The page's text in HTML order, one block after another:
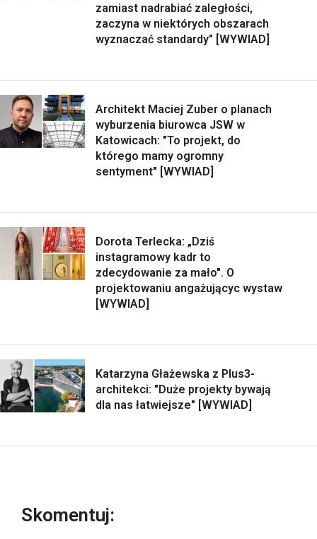
zamiast nadrabiać zaległości,
zaczyna w niektórych obszarach
wyznaczać standardy” [WYWIAD]
Architekt Maciej Zuber o planach
wyburzenia biurowca JSW w
Katowicach: "To projekt, do
którego mamy ogromny
sentyment" [WYWIAD]
Dorota Terlecka: „Dziś
instagramowy kadr to
zdecydowanie za mało". O
projektowaniu angażującyc wystaw
[WYWIAD]
Katarzyna Głażewska z Plus3-
architekci: "Duże projekty bywają
dla nas łatwiejsze" [WYWIAD]
Skomentuj: